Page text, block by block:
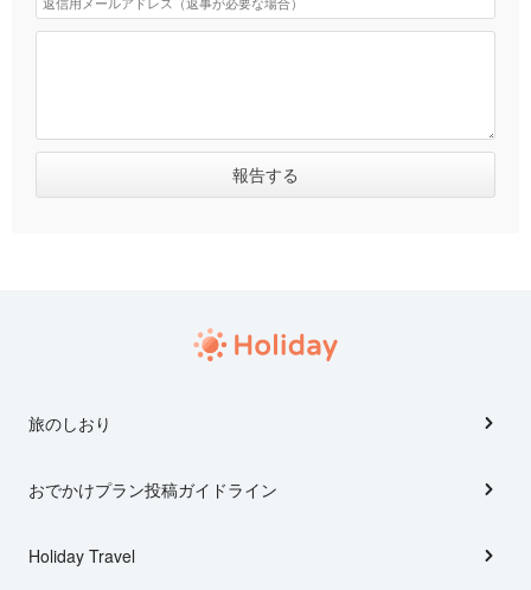
旅のしおり
おでかけプラン投稿ガイドライン
Holiday Travel